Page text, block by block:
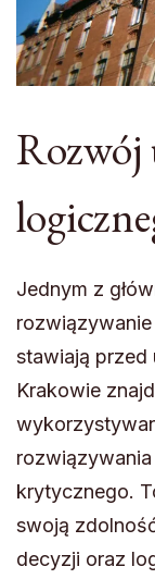
Rozwój
Jednym z
stawiają przed
Krakowie
krytycznego.
swoją
decyzji oraz